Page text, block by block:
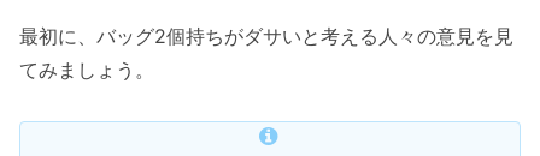
最初に、バッグ2個持ちがダサいと考える人々の意見を見
てみましょう。